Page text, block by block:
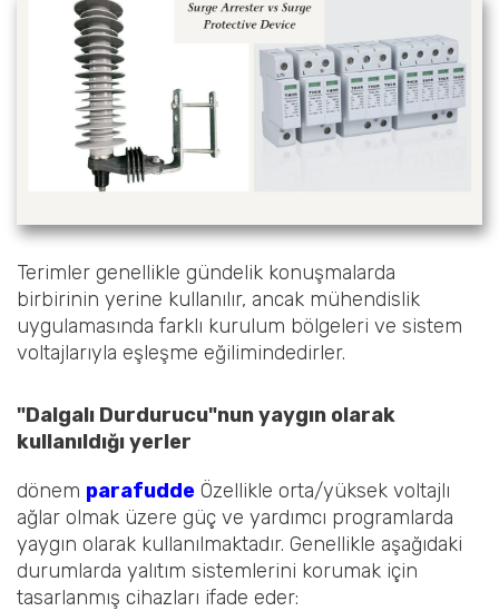
Terimler genellikle gündelik konuşmalarda
birbirinin yerine kullanılır, ancak mühendislik
uygulamasında farklı kurulum bölgeleri ve sistem
voltajlarıyla eşleşme eğilimindedirler.
"Dalgalı Durdurucu"nun yaygın olarak
kullanıldığı yerler
dönem parafudde Özellikle orta/yüksek voltajlı
ağlar olmak üzere güç ve yardımcı programlarda
yaygın olarak kullanılmaktadır. Genellikle aşağıdaki
durumlarda yalıtım sistemlerini korumak için
tasarlanmış cihazları ifade eder: